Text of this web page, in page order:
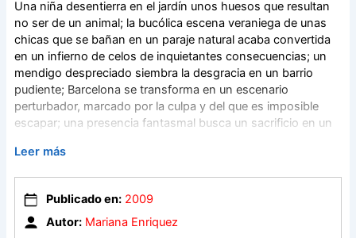
Una niña desentierra en el jardín unos huesos que resultan
no ser de un animal; la bucólica escena veraniega de unas
chicas que se bañan en un paraje natural acaba convertida
en un infierno de celos de inquietantes consecuencias; un
mendigo despreciado siembra la desgracia en un barrio
pudiente; Barcelona se transforma en un escenario
perturbador, marcado por la culpa y del que es imposible
escapar; una presencia fantasmal busca un sacrificio en un
corazones enfermos; un rockero fallecido de un modo atroz
imaginable; un chico que filma clandestinamente a parejas
haciendo el amor y a mujeres con tacones altos caminando
por las calles recibe una propuesta que le cambiará la vida.
Leer más
Publicado en: 2009
Autor: Mariana Enriquez